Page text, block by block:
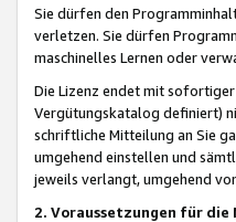
Sie dürfen den
verletzen. Sie dürfen
maschinelles Lernen oder
Die Lizenz endet mit
Vergütungskatalog definiert)
schriftliche Mitteilung an Sie
umgehend einstellen und
jeweils verlangt, umgehend
2. Voraussetzungen für die